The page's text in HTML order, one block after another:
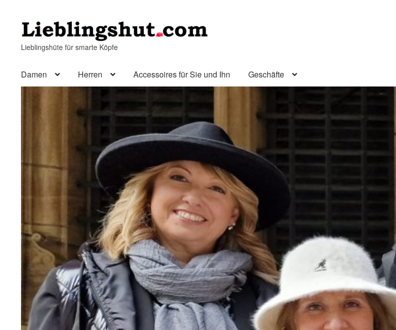
Zur
Navigation
springen
Zum
Inhalt
springen
Lieblingshüte für smarte Köpfe
Damen Herren Accessoires für Sie und Ihn Geschäfte